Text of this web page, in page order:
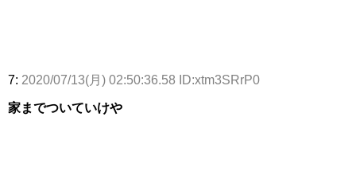
7: 2020/07/13(月) 02:50:36.58 ID:xtm3SRrP0
家までついていけや